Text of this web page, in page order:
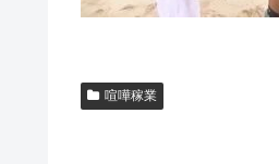
喧嘩稼業